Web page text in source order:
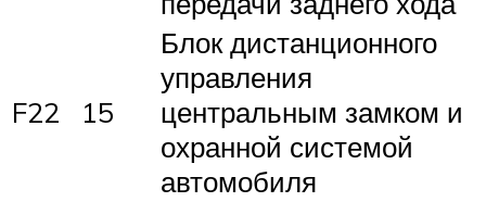
F22 15
Блок дистанционного
управления
центральным замком и
охранной системой
автомобиля